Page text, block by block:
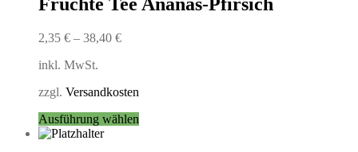
Varianten
der
Produktseite
gewählt
2,35 € – 38,40 €
inkl. MwSt.
zzgl. Versandkosten
Ausführung wählen